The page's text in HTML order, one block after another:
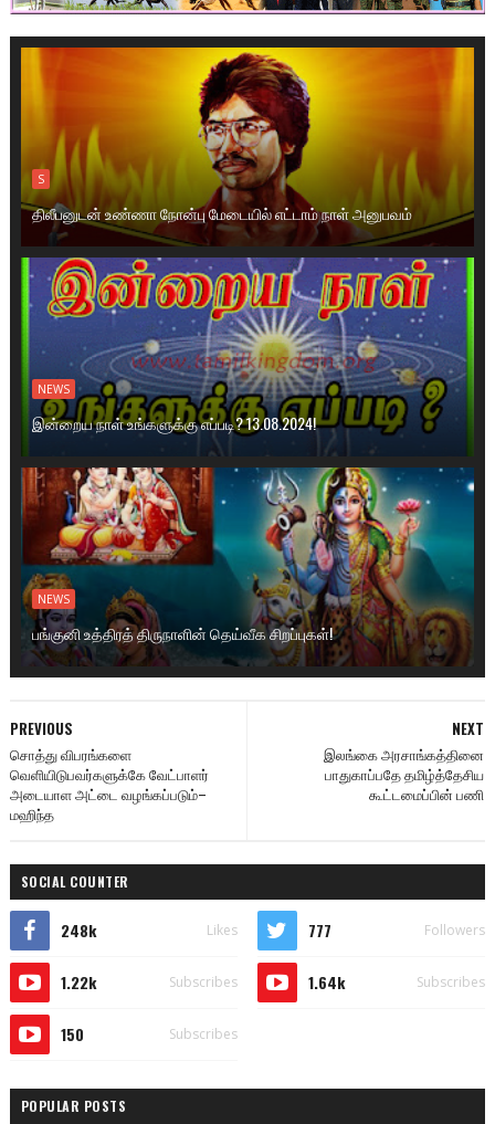
S
திலீபனுடன் உண்ணா நோன்பு மேடையில் எட்டாம் நாள் அனுபவம்
NEWS
இன்றைய நாள் உங்களுக்கு எப்படி? 13.08.2024!
NEWS
பங்குனி உத்திரத் திருநாளின் தெய்வீக சிறப்புகள்!
NEXT
இலங்கை அரசாங்கத்தினை
பாதுகாப்பதே தமிழ்த்தேசிய
கூட்டமைப்பின் பணி
PREVIOUS
சொத்து விபரங்களை
வெளியிடுபவர்களுக்கே வேட்பாளர்
அடையாள அட்டை வழங்கப்படும்–
மஹிந்த
SOCIAL COUNTER
248k Likes 777 Followers
1.22k Subscribes 1.64k Subscribes
150 Subscribes
POPULAR POSTS